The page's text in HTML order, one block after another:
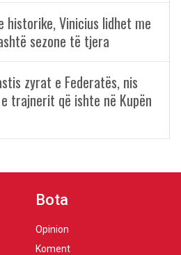
Vinicius lidhet me
sezone të tjera
zyrat e Federatës, nis
trajnerit që ishte në Kupën
Bota
Opinion
Koment